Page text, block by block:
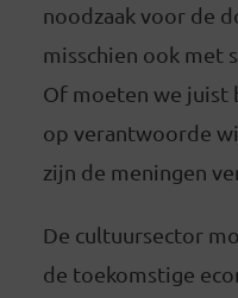
noodzaak voor de
misschien ook met
Of moeten we juist
op verantwoorde
zijn de meningen
De cultuursector
de toekomstige